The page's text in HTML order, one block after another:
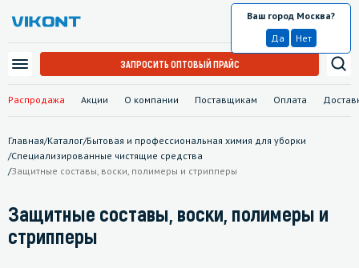
Распродажа Акции О компании Поставщикам Оплата
Москва
Ваш город Москва?
Да
Нет
ЗАПРОСИТЬ ОПТОВЫЙ ПРАЙС
Главная/Каталог/Бытовая и профессиональная химия для уборки
/Специализированные чистящие средства
/Защитные составы, воски, полимеры и стрипперы
Защитные составы, воски, полимеры и
стрипперы